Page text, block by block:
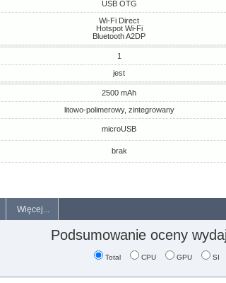
USB OTG
Wi-Fi Direct
Hotspot Wi-Fi
Bluetooth A2DP
1
jest
2500 mAh
litowo-polimerowy, zintegrowany
microUSB
brak
Więcej...
Podsumowanie oceny
Total CPU GPU SI